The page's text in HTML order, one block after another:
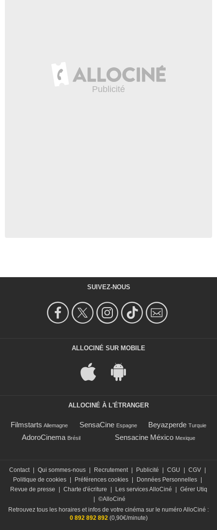
SUIVEZ-NOUS
ALLOCINÉ SUR MOBILE
ALLOCINÉ À L'ÉTRANGER
Filmstarts Allemagne SensaCine Espagne Beyazperde Turquie
AdoroCinema Brésil Sensacine México Mexique
Contact | Qui sommes-nous | Recrutement | Publicité | CGU | CGV |
Politique de cookies | Préférences cookies | Données Personnelles |
Revue de presse
| Charte d'écriture | Les services AlloCiné | Gérer Utiq
| ©AlloCiné
Retrouvez tous les horaires et infos de votre cinéma sur le numéro AlloCiné :
0 892 892 892(0,90€/minute)